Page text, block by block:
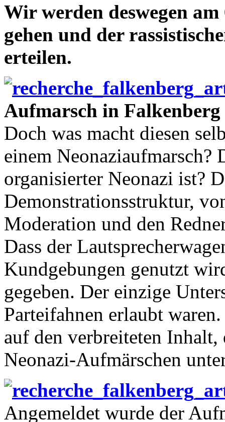
Wir werden deswegen
gehen und der
erteilen.
Aufmarsch in Falkenberg
Doch was macht diesen
einem Neonaziaufmarsch?
organisierter Neonazi ist?
Demonstrationsstruktur,
Moderation und den
Dass der
Kundgebungen genutzt
gegeben. Der einzige
Parteifahnen erlaubt
auf den verbreiteten
Neonazi-Aufmärschen
Angemeldet wurde der